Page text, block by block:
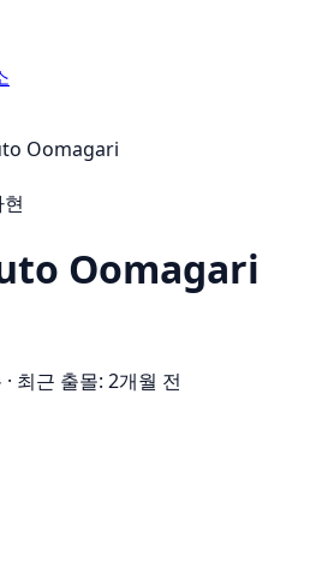
Oomagari
Oomagari
· 최근 출몰: 2개월 전